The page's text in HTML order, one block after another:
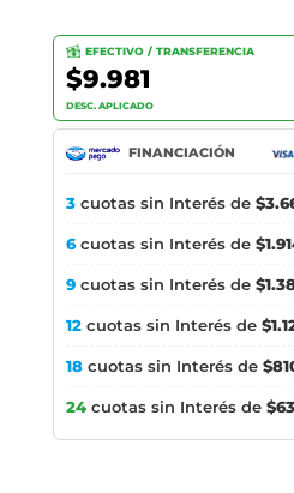
EFECTIVO / TRANSFERENCIA
$9.981
DESC. APLICADO
FINANCIACIÓN
3 cuotas sin Interés de
6cuotas sin Interés de
9 cuotas sin Interés de
12 cuotas sin Interés de
18 cuotas sin Interés de
24 cuotas sin Interés de